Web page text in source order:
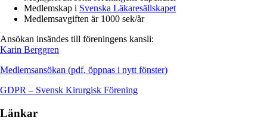
Medlemskap i Svenska Läkaresällskapet
Medlemsavgiften är 1000 sek/år
Ansökan insändes till föreningens kansli:
Karin Berggren
Medlemsansökan (pdf, öppnas i nytt fönster)
GDPR – Svensk Kirurgisk Förening
Länkar